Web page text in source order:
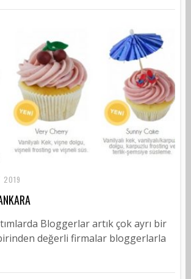
2019
Bloggerlar artık çok ayrı bir
değerli firmalar bloggerlarla